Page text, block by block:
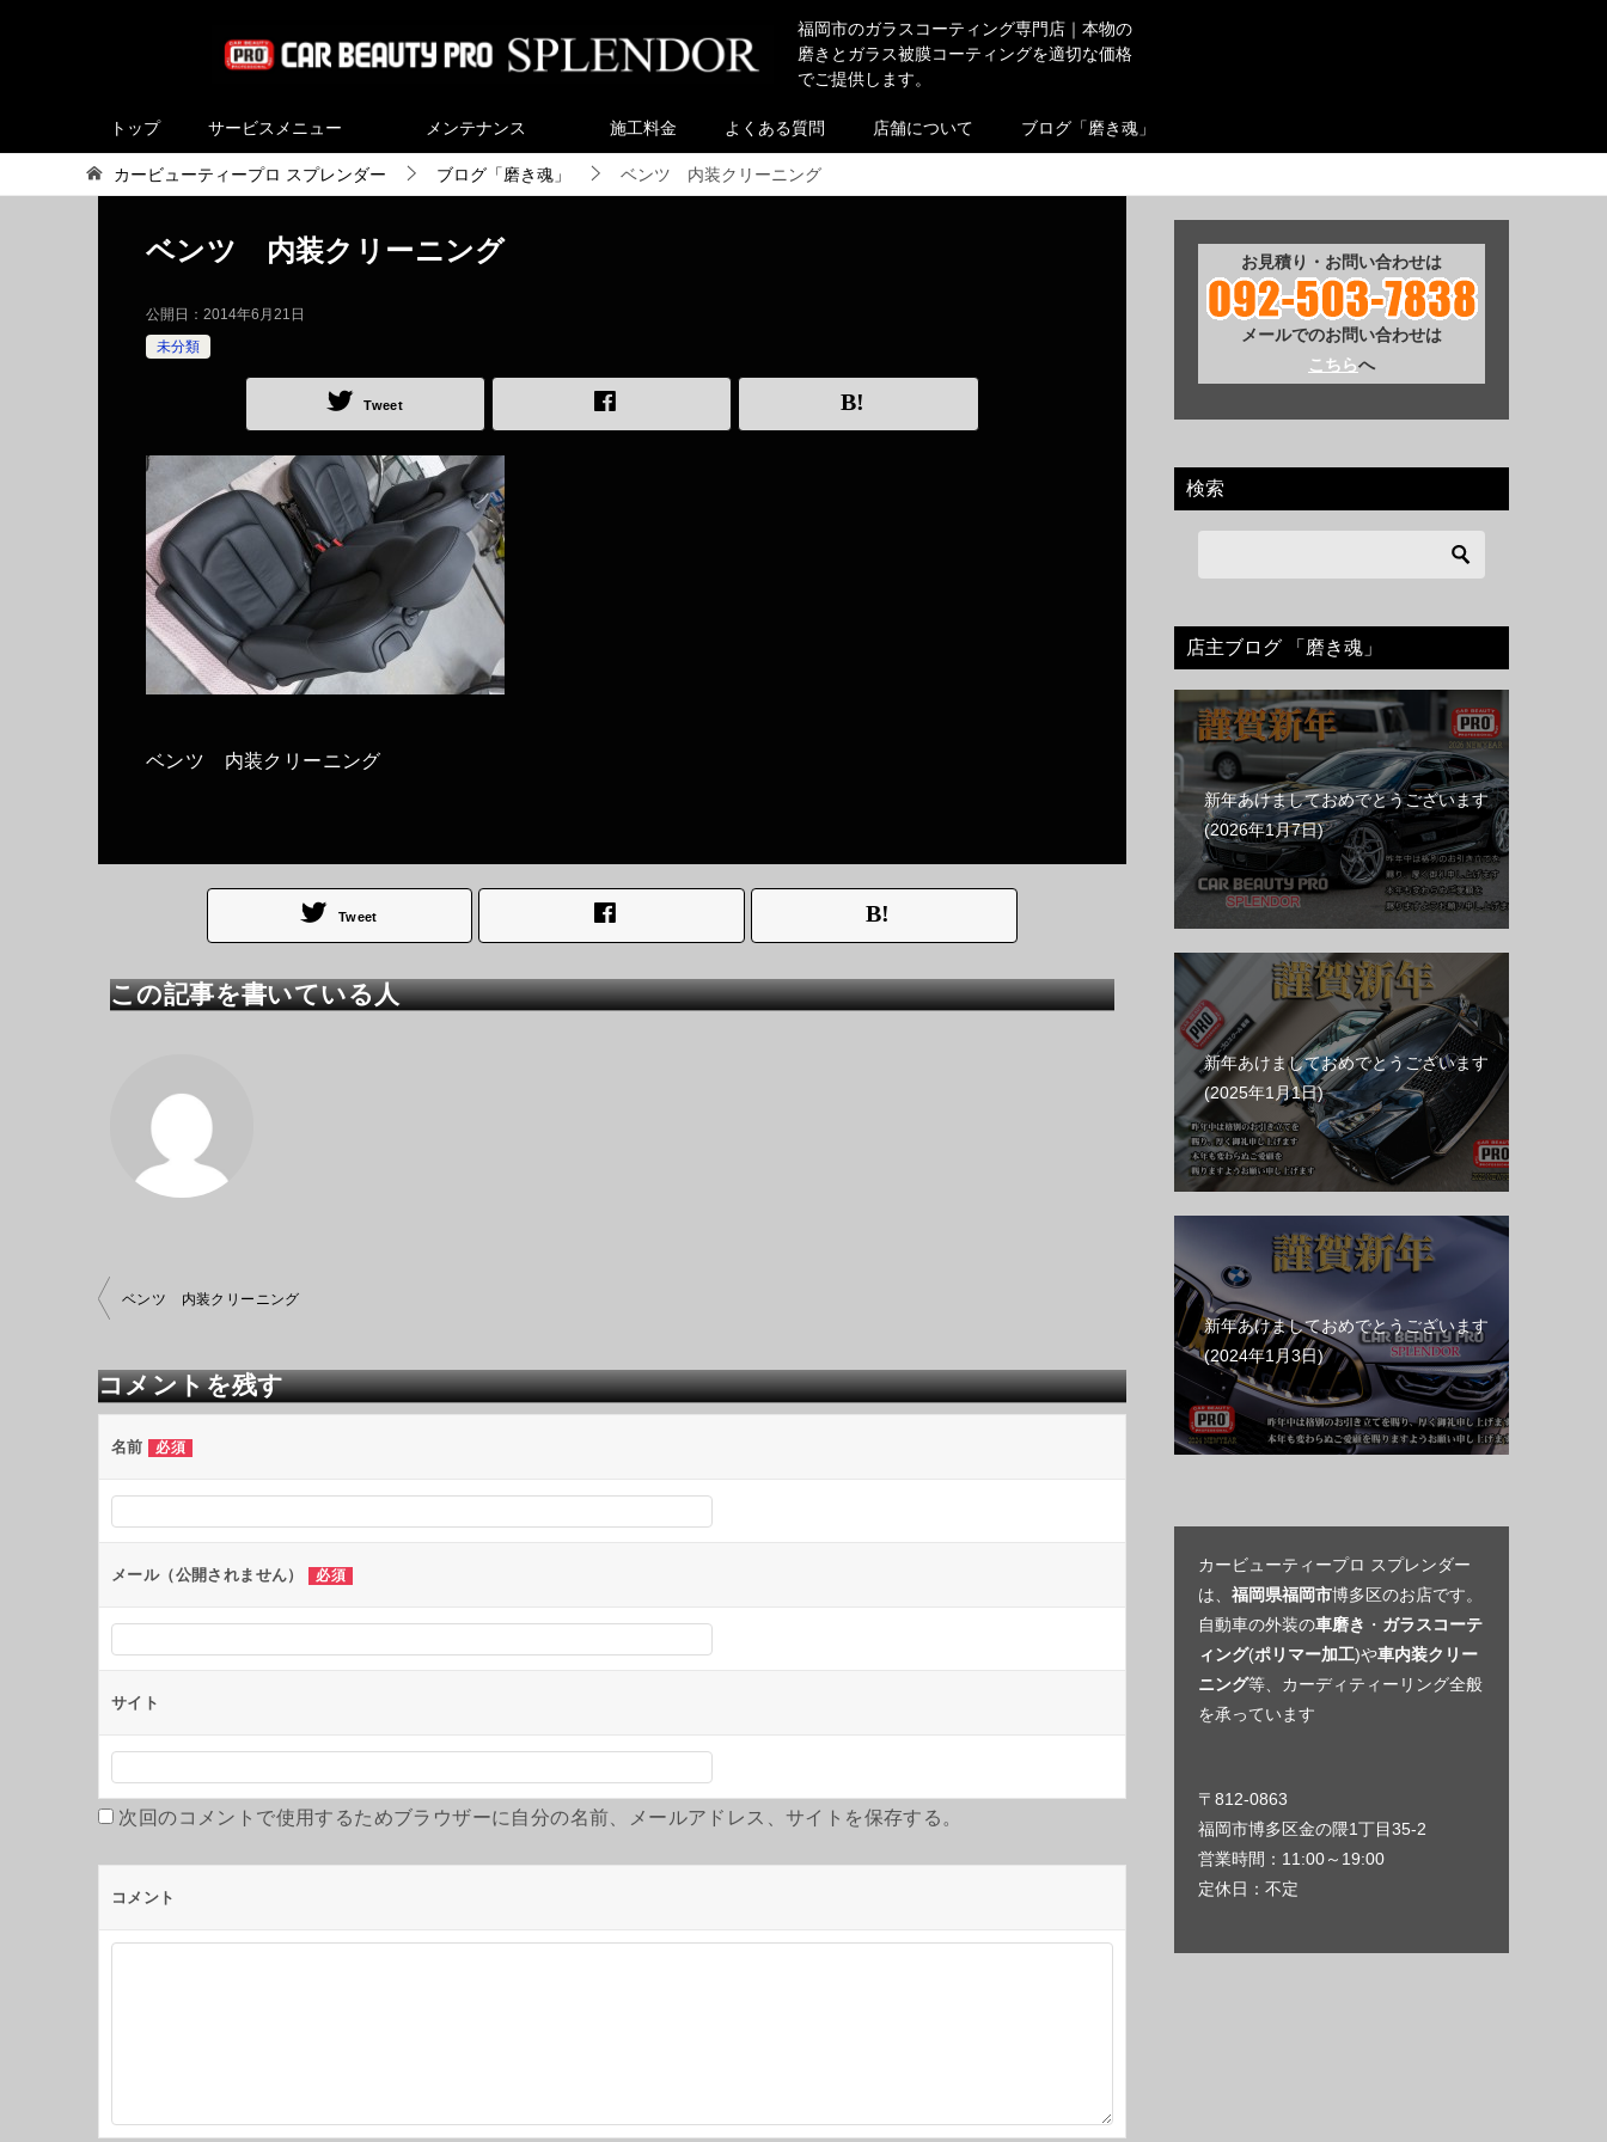
福岡市のガラスコーティング専門店｜本物の
磨きとガラス被膜コーティングを適切な価格
でご提供します。
トップ サービスメニュー メンテナンス 施工料金 よくある質問 店舗について ブログ「磨き魂」
カービューティープロ スプレンダー ブログ「磨き魂」 ベンツ 内装クリーニング
ベンツ 内装クリーニング
公開日： 2014年6月21日
未分類
Tweet
ベンツ 内装クリーニング
Tweet
この記事を書いている人
投
稿
ビ
ゲ
ー
シ
ョ
ベンツ 内装クリーニング
コメントを残す
名前 必須
メール（公開されません） 必須
サイト
次回のコメントで使用するためブラウザーに自分の名前、メールアドレス、サイトを保存する。
コメント
お見積り・お問い合わせは
メールでのお問い合わせは
こちらへ
検索
店主ブログ 「磨き魂」
新年あけましておめでとうございます
2026年1月7日
新年あけましておめでとうございます
2025年1月1日
新年あけましておめでとうございます
2024年1月3日
カービューティープロ スプレンダー
は、 福岡県福岡市博多区のお店です。
自動車の外装の車磨き ・ ガラスコーテ
ィング(ポリマー加工)や車内装クリー
ニング等、カーディティーリング全般
を承っています
〒812-0863
福岡市博多区金の隈1丁目35-2
営業時間：11:00～19:00
定休日：不定